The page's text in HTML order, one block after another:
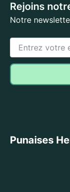
Rejoins
Notre
Punaises